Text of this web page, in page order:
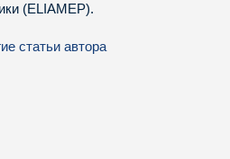
(ELIAMEP).
статьи автора